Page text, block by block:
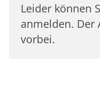
Leider können
anmelden. Der
vorbei.